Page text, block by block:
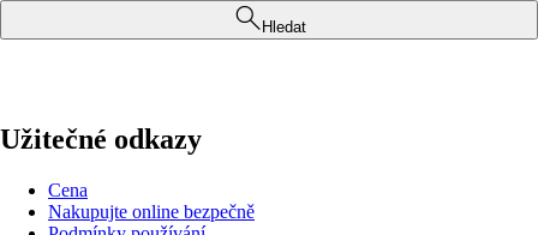
Hledat
Užitečné odkazy
Cena
Nakupujte online bezpečně